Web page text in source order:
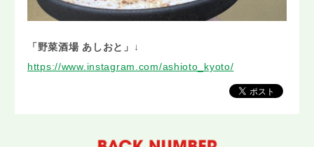
「野菜酒場 あしおと」↓
https://www.instagram.com/ashioto_kyoto/